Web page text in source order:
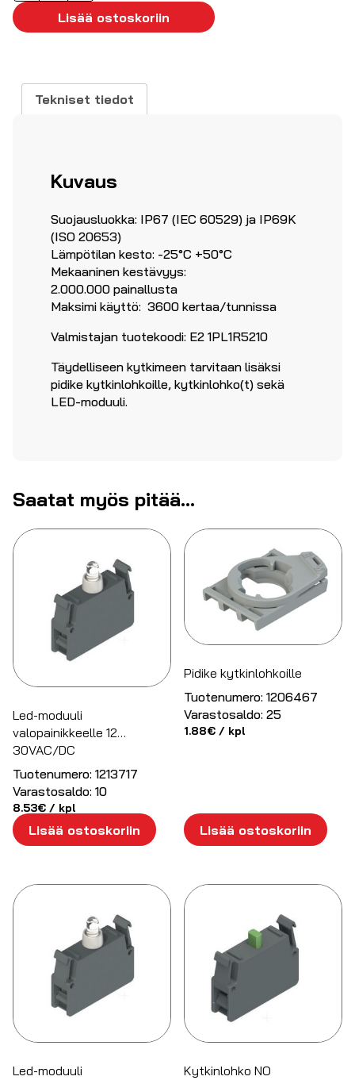
määräLisää ostoskoriin
Tekniset tiedot
Kuvaus
Suojausluokka: IP67 (IEC 60529) ja IP69K
(ISO 20653)
Lämpötilan kesto: -25°C +50°C
Mekaaninen kestävyys:
2.000.000 painallusta
Maksimi käyttö: 3600 kertaa/tunnissa
Valmistajan tuotekoodi: E2 1PL1R5210
Täydelliseen kytkimeen tarvitaan lisäksi
pidike kytkinlohkoille, kytkinlohko(t) sekä
LED-moduuli.
Saatat myös pitää...
Led-moduuli
valopainikkeelle 12…
30VAC/DC
Tuotenumero: 1213717
Varastosaldo: 10
8.53€ / kpl
Lisää ostoskoriin
Pidike kytkinlohkoille
Tuotenumero: 1206467
Varastosaldo: 25
1.88€ / kpl
Lisää ostoskoriin
Led-moduuli
Kytkinlohko NO